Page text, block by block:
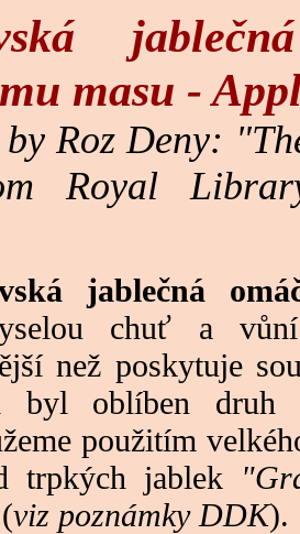
masu -
Roz Deny:
Royal
jablečná
chuť a
než poskytuje
byl oblíben
použitím
trpkých jablek
viz poznámky DDK).